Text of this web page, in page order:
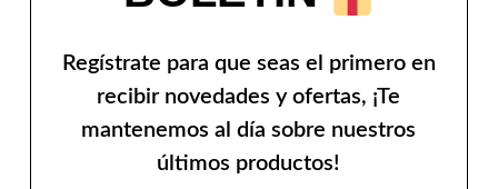
Regístrate para que seas el primero en
recibir novedades y ofertas, ¡Te
mantenemos al día sobre nuestros
últimos productos!